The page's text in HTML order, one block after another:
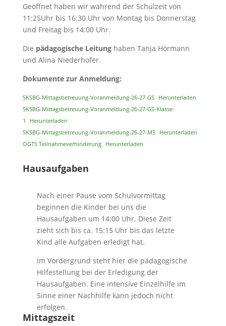
Geöffnet haben wir während der Schulzeit von
11:25Uhr bis 16:30 Uhr von Montag bis Donnerstag
und Freitag bis 14:00 Uhr.
Die pädagogische Leitunghaben Tanja Hörmann
und Alina Niederhofer.
Dokumente zur Anmeldung:
SKSBG-Mittagsbetreuung-Voranmeldung-26-27-GS
Herunterladen
SKSBG-Mittagsbetreuung-Voranmeldung-26-27-GS-Klasse-
1
Herunterladen
SKSBG-Mittagsbetreuung-Voranmeldung-26-27-MS
Herunterladen
OGTS Teilnahmeverhinderung
Herunterladen
Hausaufgaben
Nach einer Pause vom Schulvormittag
beginnen die Kinder bei uns die
Hausaufgaben um 14:00 Uhr. Diese Zeit
zieht sich bis ca. 15:15 Uhr bis das letzte
Kind alle Aufgaben erledigt hat.
Im Vordergrund steht hier die pädagogische
Hilfestellung bei der Erledigung der
Hausaufgaben. Eine intensive Einzelhilfe im
Sinne einer Nachhilfe kann jedoch nicht
erfolgen.
Mittagszeit